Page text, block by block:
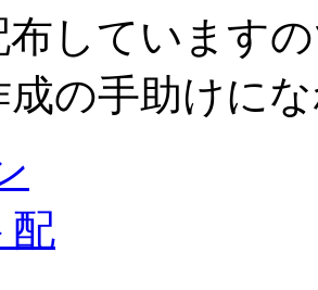
布しています
成の手助けに